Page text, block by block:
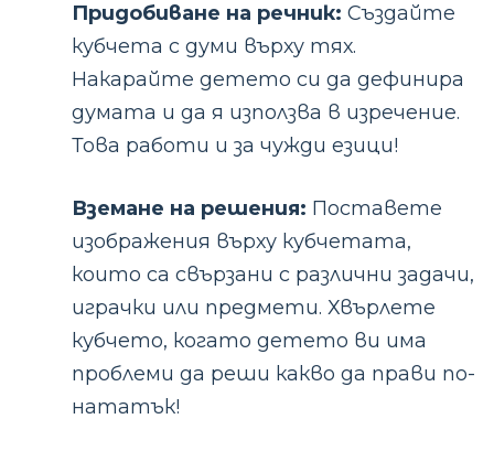
Придобиване на речник: Създайте
кубчета с думи върху тях.
Накарайте детето си да дефинира
думата и да я използва в изречение.
Това работи и за чужди езици!
Вземане на решения: Поставете
изображения върху кубчетата,
които са свързани с различни задачи,
играчки или предмети. Хвърлете
кубчето, когато детето ви има
проблеми да реши какво да прави по-
нататък!